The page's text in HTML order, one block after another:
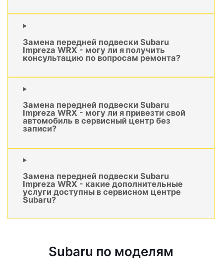
Замена передней подвески Subaru
Impreza WRX - могу ли я получить
консультацию по вопросам ремонта?
Замена передней подвески Subaru
Impreza WRX - могу ли я привезти свой
автомобиль в сервисный центр без
записи?
Замена передней подвески Subaru
Impreza WRX - какие дополнительные
услуги доступны в сервисном центре
Subaru?
Subaru по моделям